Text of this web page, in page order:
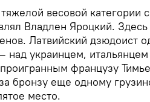
весовой
Владлен Яроцкий.
Латвийский дзюдоист
над украинцем,
французу
за бронзу еще одному
место.